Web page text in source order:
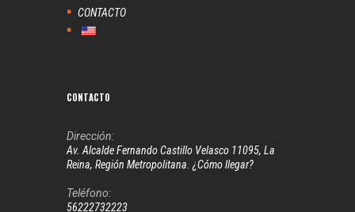
CONTACTO
CONTACTO
Dirección:
Av. Alcalde Fernando Castillo Velasco 11095, La
Reina, Región Metropolitana. ¿Cómo llegar?
Teléfono:
56222732223